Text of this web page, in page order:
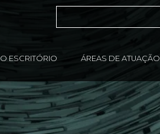
O ESCRITÓRIO ÁREAS DE ATUAÇÃO